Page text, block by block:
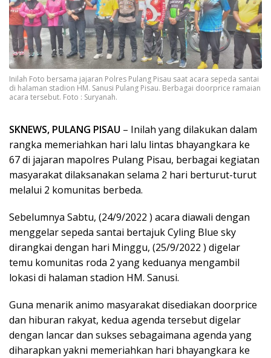
Inilah Foto bersama jajaran Polres Pulang Pisau saat acara sepeda santai
di halaman stadion HM. Sanusi Pulang Pisau. Berbagai doorprice ramaian
acara tersebut. Foto : Suryanah.
SKNEWS, PULANG PISAU – Inilah yang dilakukan dalam
rangka memeriahkan hari lalu lintas bhayangkara ke
67 di jajaran mapolres Pulang Pisau, berbagai kegiatan
masyarakat dilaksanakan selama 2 hari berturut-turut
melalui 2 komunitas berbeda.
Sebelumnya Sabtu, (24/9/2022 ) acara diawali dengan
menggelar sepeda santai bertajuk Cyling Blue sky
dirangkai dengan hari Minggu, (25/9/2022 ) digelar
temu komunitas roda 2 yang keduanya mengambil
lokasi di halaman stadion HM. Sanusi.
Guna menarik animo masyarakat disediakan doorprice
dan hiburan rakyat, kedua agenda tersebut digelar
dengan lancar dan sukses sebagaimana agenda yang
diharapkan yakni memeriahkan hari bhayangkara ke